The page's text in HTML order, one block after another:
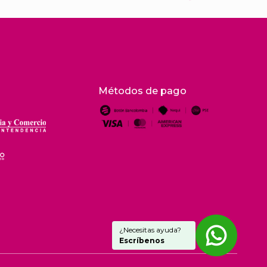
Métodos de pago
¿Necesitas ayuda?
Escríbenos